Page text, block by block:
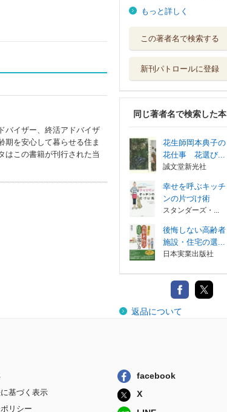
バイザー、終活アドバイザ
期を安心して暮らせる住ま
はこの書籍が刊行された当
もっと詳しく
この著者名で検索する
新刊パトロールに登録
同じ著者名で検索した本
花生師岡本典子の
花仕事 花選び...
誠文堂新光社
幸せを呼ぶキッチ
ンの片づけ術
スタンダーズ・...
後悔しない高齢者
施設・住宅の選...
日本実業出版社
返品について
基づく表示
リシー
facebook
X